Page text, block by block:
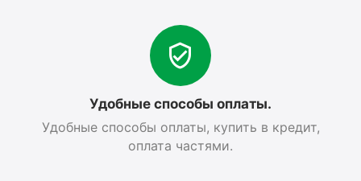
Удобные способы оплаты.
Удобные способы оплаты, купить в кредит,
оплата частями.